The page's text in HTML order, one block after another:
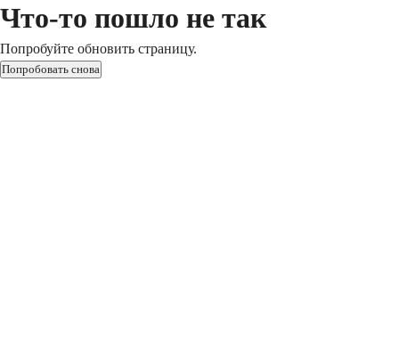
Что-то пошло не так
Попробуйте обновить страницу.
Попробовать снова